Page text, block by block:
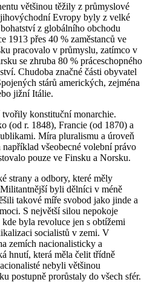
většinou těžily z průmyslové
Evropy byly z velké
z globálního obchodu
1913 přes 40 % zaměstanců ve
pracovalo v průmyslu, zatímco v
se zhruba 80 % práceschopného
Chudoba značné části obyvatel
stárů amerických, zejména
jižní Itálie.
konstituční monarchie.
(od r. 1848), Francie (od 1870) a
Míra pluralismu a úroveň
všeobecné volební právo
pouze ve Finsku a Norsku.
strany a odbory, které měly
byli dělníci v méně
takové míře svobod jako jinde a
S největší silou nepokoje
byla revoluce jen s obtížemi
socialistů v zemi. V
zemích nacionalisticky a
hnutí, která měla čelit třídně
nebyli většinou
postupně prorůstaly do všech sfér.